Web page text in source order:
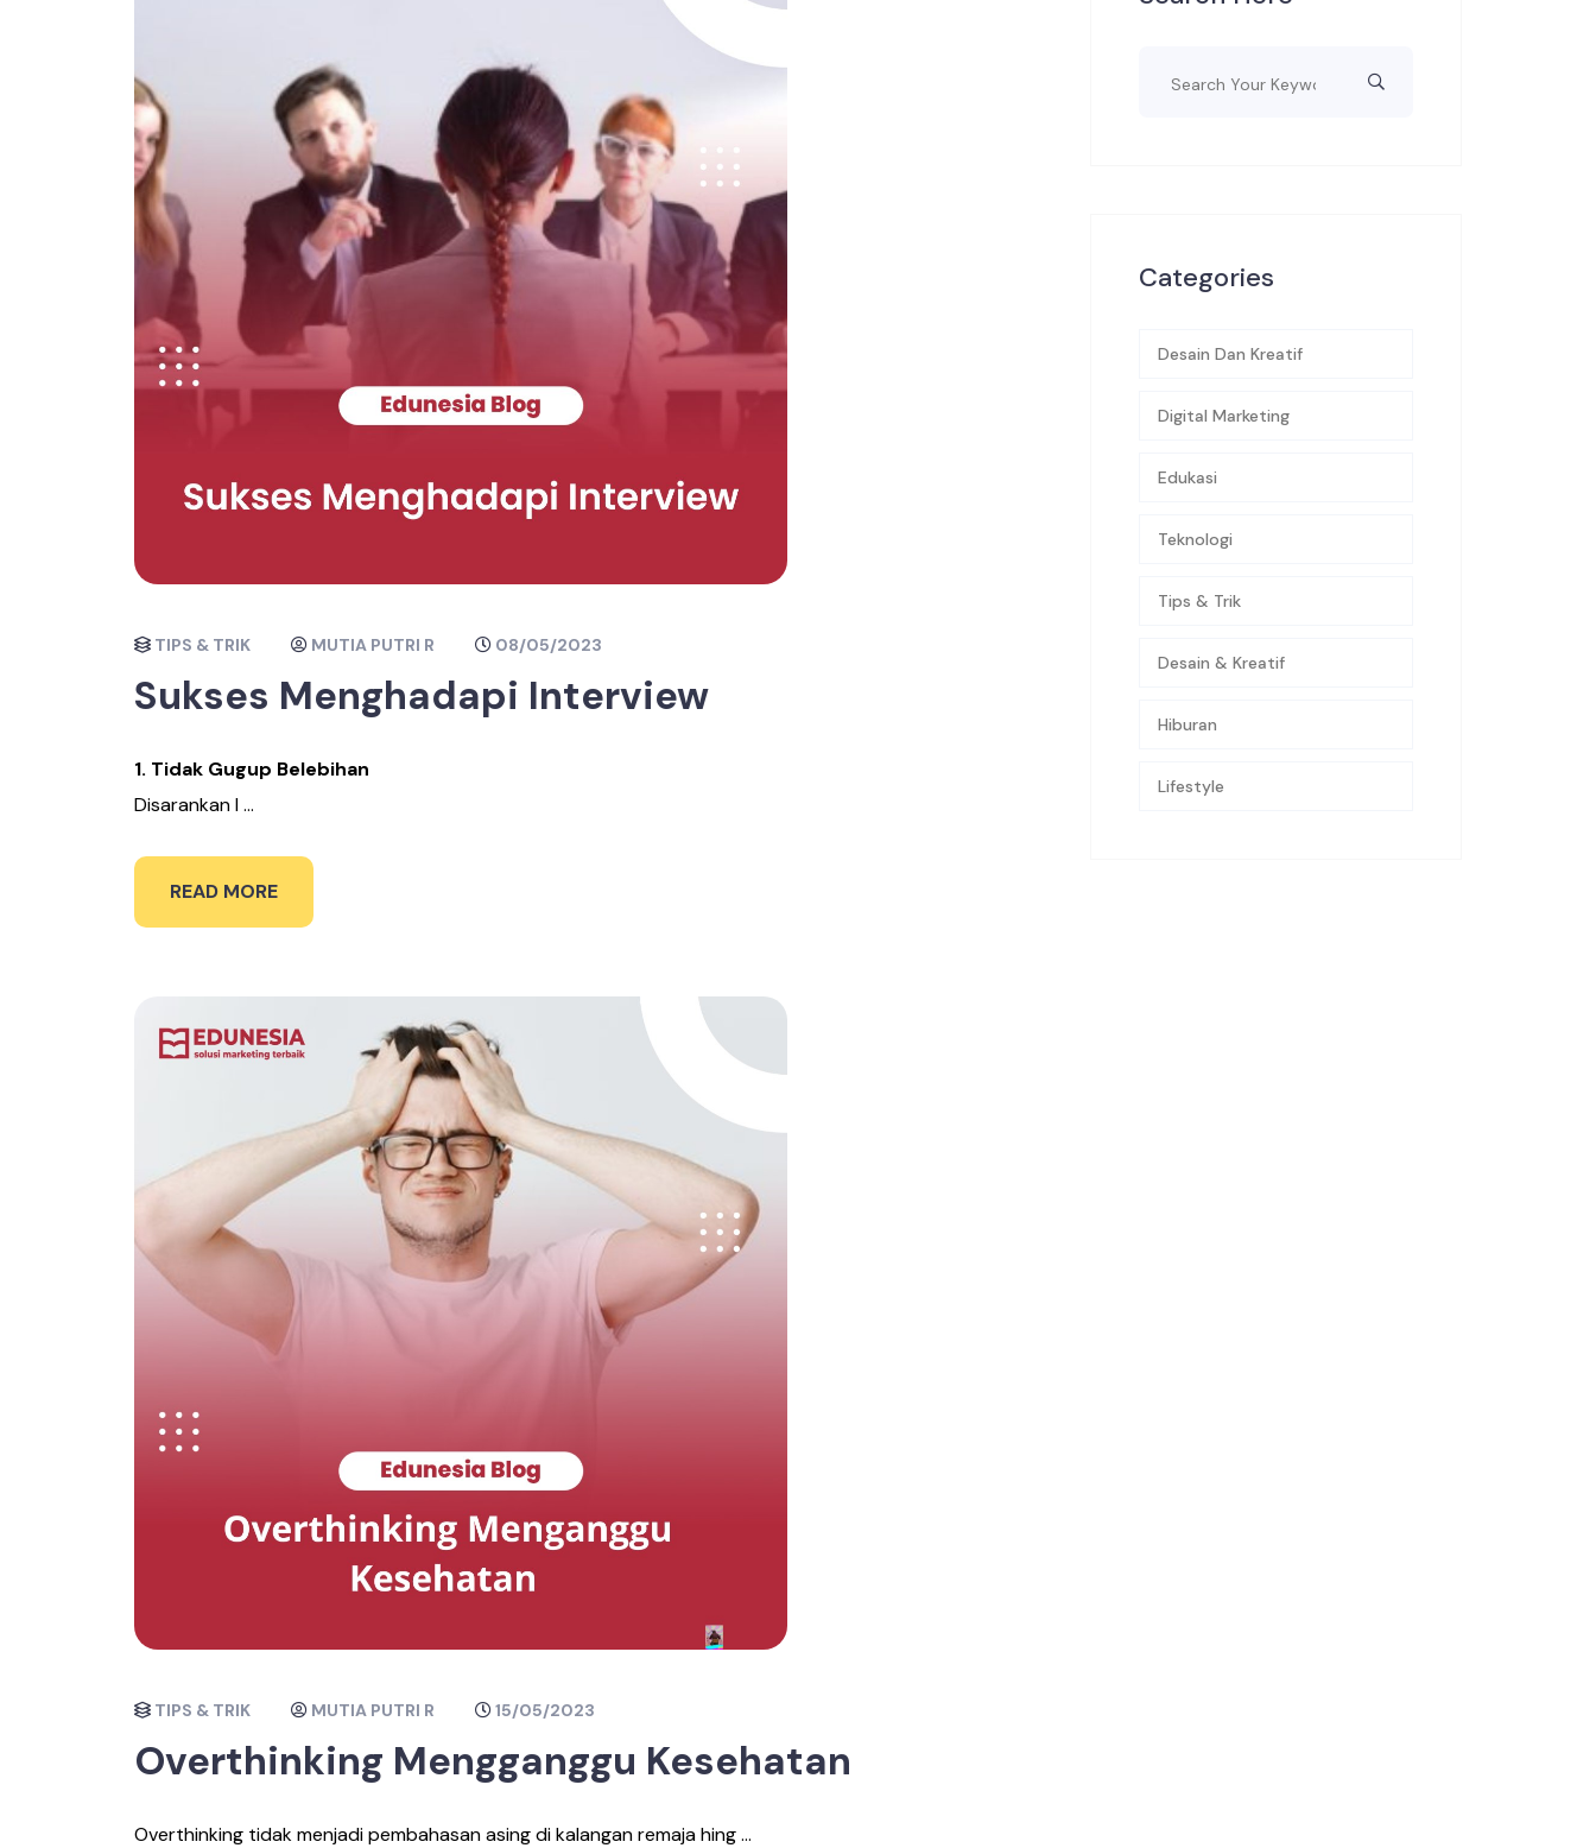
TIPS & TRIK MUTIA PUTRI R 08/05/2023
Sukses Menghadapi Interview
1. Tidak Gugup Belebihan
Disarankan l ...
READ MORE
TIPS & TRIK MUTIA PUTRI R 15/05/2023
Overthinking Mengganggu Kesehatan
Overthinking tidak menjadi pembahasan asing di kalangan remaja hing ...
Categories
Desain Dan Kreatif
Digital Marketing
Edukasi
Teknologi
Tips & Trik
Desain & Kreatif
Hiburan
Lifestyle